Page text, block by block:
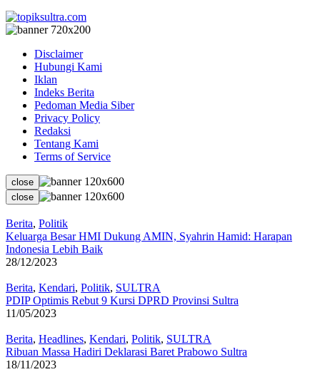
Disclaimer
Hubungi Kami
Iklan
Indeks Berita
Pedoman Media Siber
Privacy Policy
Redaksi
Tentang Kami
Terms of Service
close
close
Berita, Politik
Keluarga Besar HMI Dukung AMIN, Syahrin Hamid: Harapan
Indonesia Lebih Baik
28/12/2023
Berita, Kendari, Politik, SULTRA
PDIP Optimis Rebut 9 Kursi DPRD Provinsi Sultra
11/05/2023
Berita, Headlines, Kendari, Politik, SULTRA
Ribuan Massa Hadiri Deklarasi Baret Prabowo Sultra
18/11/2023